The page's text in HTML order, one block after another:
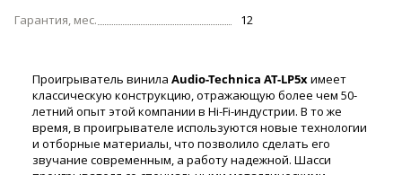
Гарантия, мес.
12
Проигрыватель винила Audio-Technica AT-LP5xимеет
классическую конструкцию, отражающую более чем 50-
летний опыт этой компании в Hi-Fi-индустрии. В то же
время, в проигрывателе используются новые технологии
и отборные материалы, что позволило сделать его
звучание современным, а работу надежной. Шасси